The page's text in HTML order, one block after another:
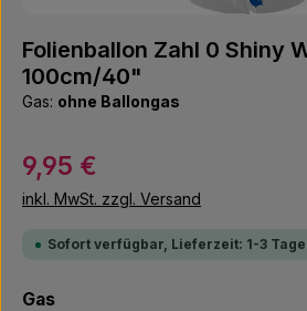
Folienballon Zahl 0 Shiny
100cm/40"
Gas: ohne Ballongas
Regulärer Preis:
9,95 €
inkl. MwSt. zzgl. Versand
Sofort verfügbar, Lieferzeit: 1-3 Tage
Gasauswählen